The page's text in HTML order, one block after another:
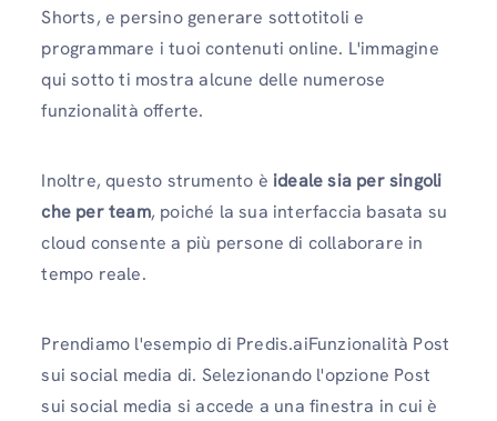
Shorts, e persino generare sottotitoli e
programmare i tuoi contenuti online. L'immagine
qui sotto ti mostra alcune delle numerose
funzionalità offerte.
Inoltre, questo strumento è ideale sia per singoli
che per team, poiché la sua interfaccia basata su
cloud consente a più persone di collaborare in
tempo reale.
Prendiamo l'esempio di Predis.aiFunzionalità Post
sui social media di. Selezionando l'opzione Post
sui social media si accede a una finestra in cui è